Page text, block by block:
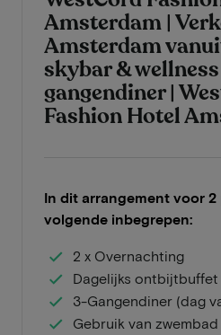
Amsterdam |
Amsterdam
skybar &
gangendiner |
Fashion Hotel
In dit arrangement voor
volgende inbegrepen:
2 x Overnachting
Dagelijks ontbijtbuffet
3-Gangendiner (dag
Gebruik van